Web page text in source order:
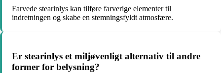
Farvede stearinlys kan tilføre farverige elementer til
indretningen og skabe en stemningsfyldt atmosfære.
Er stearinlys et miljøvenligt alternativ til andre
former for belysning?